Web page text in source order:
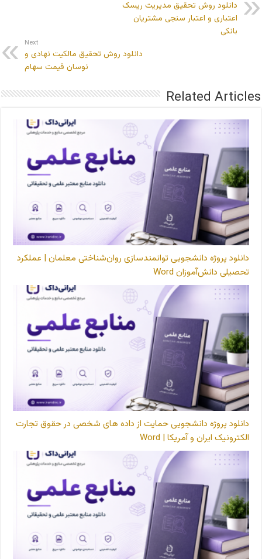
دانلود روش تحقیق مدیریت ریسک
اعتباری و اعتبار سنجی مشتریان
بانکی
Next
دانلود روش تحقیق مالکیت نهادی و
نوسان قیمت سهام
Related Articles
دانلود پروژه دانشجویی توانمندسازی روان‌شناختی معلمان | عملکرد
تحصیلی دانش‌آموزان Word
دانلود پروژه دانشجویی حمایت از داده های شخصی در حقوق تجارت
الکترونیک ایران و آمریکا | Word